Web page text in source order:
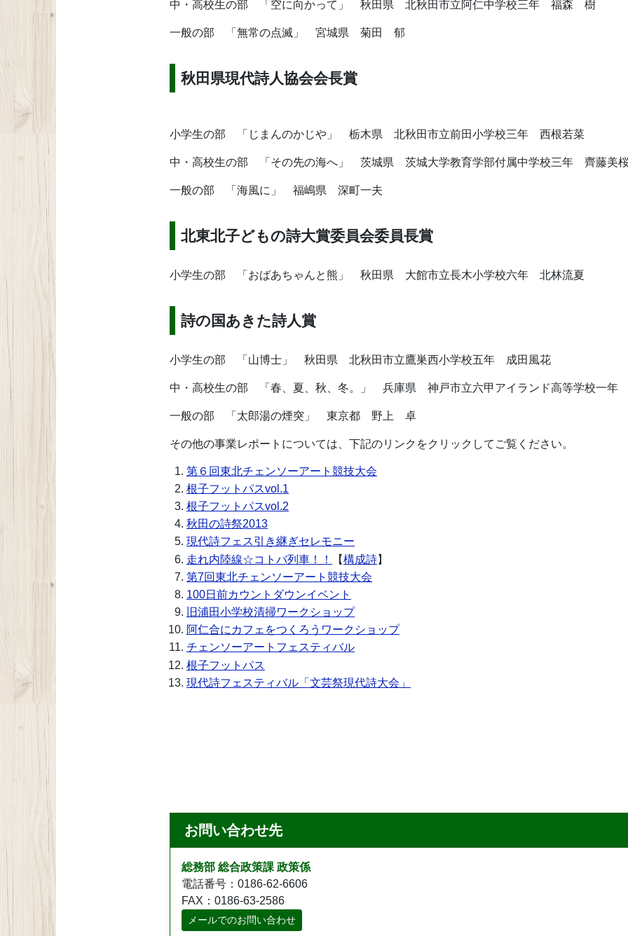
中・高校生の部 「空に向かって」 秋田県 北秋田市立阿仁中学校三年 福森 樹
一般の部 「無常の点滅」 宮城県 菊田 郁
秋田県現代詩人協会会長賞
小学生の部 「じまんのかじや」 栃木県 北秋田市立前田小学校三年 西根若菜
中・高校生の部 「その先の海へ」 茨城県 茨城大学教育学部付属中学校三年 齊藤美
一般の部 「海風に」 福嶋県 深町一夫
北東北子どもの詩大賞委員会委員長賞
小学生の部 「おばあちゃんと熊」 秋田県 大館市立長木小学校六年 北林流夏
詩の国あきた詩人賞
小学生の部 「山博士」 秋田県 北秋田市立鷹巣西小学校五年 成田風花
中・高校生の部 「春、夏、秋、冬。」 兵庫県 神戸市立六甲アイランド高等学校一年
一般の部 「太郎湯の煙突」 東京都 野上 卓
その他の事業レポートについては、下記のリンクをクリックしてご覧ください。
第６回東北チェンソーアート競技大会
根子フットパスvol.1
根子フットパスvol.2
秋田の詩祭2013
現代詩フェス引き継ぎセレモニー
走れ内陸線☆コトバ列車！！
【構成詩】
第7回東北チェンソーアート競技大会
100日前カウントダウンイベント
旧浦田小学校清掃ワークショップ
阿仁合にカフェをつくろうワークショップ
チェンソーアートフェスティバル
根子フットパス
現代詩フェスティバル「文芸祭現代詩大会」
お問い合わせ先
総務部 総合政策課 政策係
電話番号：0186-62-6606
FAX：0186-63-2586
メールでのお問い合わせ